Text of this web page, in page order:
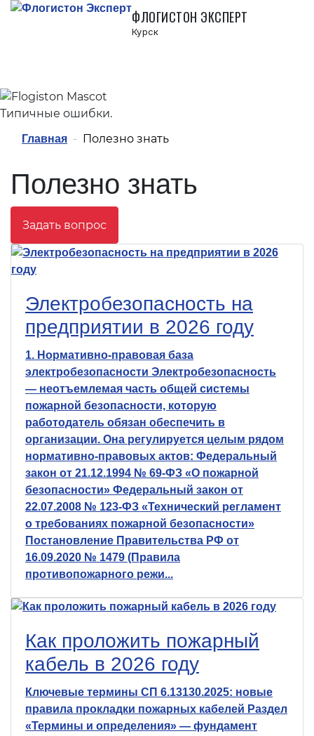
ФЛОГИСТОН ЭКСПЕРТ
Курск
Главная Полезно знать
Полезно знать
Задать вопрос
Электробезопасность на
предприятии в 2026 году
1. Нормативно-правовая база
электробезопасности Электробезопасность
— неотъемлемая часть общей системы
пожарной безопасности, которую
работодатель обязан обеспечить в
организации. Она регулируется целым рядом
нормативно-правовых актов: Федеральный
закон от 21.12.1994 № 69-ФЗ «О пожарной
безопасности» Федеральный закон от
22.07.2008 № 123-ФЗ «Технический регламент
о требованиях пожарной безопасности»
Постановление Правительства РФ от
16.09.2020 № 1479 (Правила
противопожарного режи...
Как проложить пожарный
кабель в 2026 году
Ключевые термины СП 6.13130.2025: новые
правила прокладки пожарных кабелей Раздел
«Термины и определения» — фундамент